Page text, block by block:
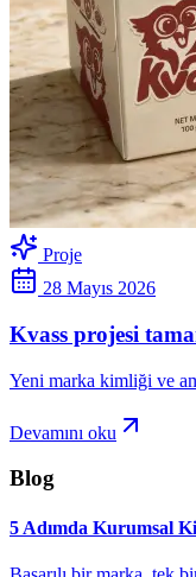
Proje
28 Mayıs 2026
Kvass projesi
Yeni marka kimliği ve
Devamını oku
Blog
5 Adımda Kurumsal